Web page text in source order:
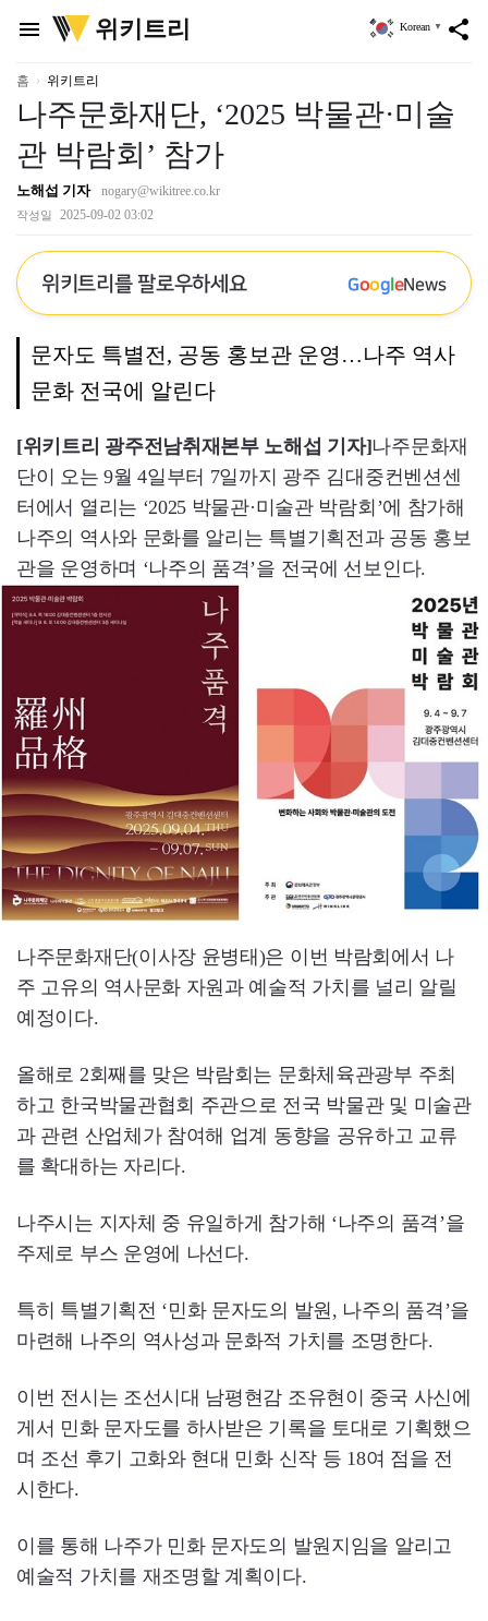
menu
위
키
리
위키트리 share
Korean ▼
홈 위키트리
나주문화재단, ‘2025 박물관·미술
관 박람회’ 참가
노해섭 기자 nogary@wikitree.co.kr
작성일 2025-09-02 03:02
위키트리를 팔로우하세요 GoogleNews
문자도 특별전, 공동 홍보관 운영…나주 역사
문화 전국에 알린다
[위키트리 광주전남취재본부 노해섭 기자]나주문화재
단이 오는 9월 4일부터 7일까지 광주 김대중컨벤션센
터에서 열리는 ‘2025 박물관·미술관 박람회’에 참가해
나주의 역사와 문화를 알리는 특별기획전과 공동 홍보
관을 운영하며 ‘나주의 품격’을 전국에 선보인다.
나주문화재단(이사장 윤병태)은 이번 박람회에서 나
주 고유의 역사문화 자원과 예술적 가치를 널리 알릴
예정이다.
올해로 2회째를 맞은 박람회는 문화체육관광부 주최
하고 한국박물관협회 주관으로 전국 박물관 및 미술관
과 관련 산업체가 참여해 업계 동향을 공유하고 교류
를 확대하는 자리다.
나주시는 지자체 중 유일하게 참가해 ‘나주의 품격’을
주제로 부스 운영에 나선다.
특히 특별기획전 ‘민화 문자도의 발원, 나주의 품격’을
마련해 나주의 역사성과 문화적 가치를 조명한다.
이번 전시는 조선시대 남평현감 조유현이 중국 사신에
게서 민화 문자도를 하사받은 기록을 토대로 기획했으
며 조선 후기 고화와 현대 민화 신작 등 18여 점을 전
시한다.
이를 통해 나주가 민화 문자도의 발원지임을 알리고
예술적 가치를 재조명할 계획이다.